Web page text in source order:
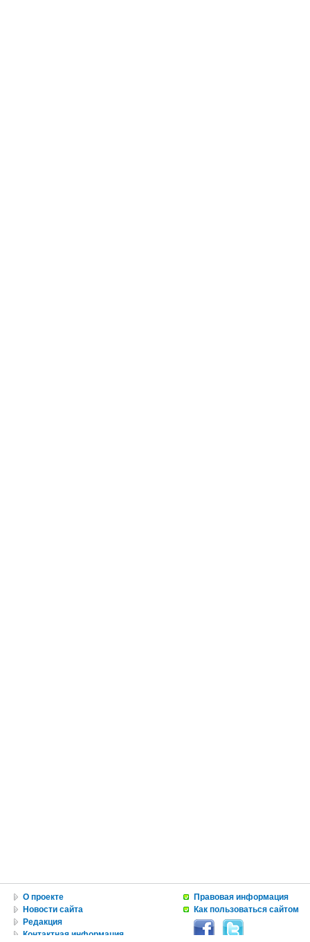
О проекте
Новости сайта
Редакция
Контактная информация
Правовая информация
Как пользоваться сайтом